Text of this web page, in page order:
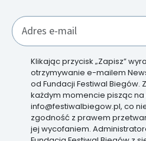
Klikając przycisk „Zapisz”
otrzymywanie e-mailem
od Fundacji Festiwal Biegów.
każdym momencie pisząc na
info@festiwalbiegow.pl, co
zgodność z prawem
jej wycofaniem.